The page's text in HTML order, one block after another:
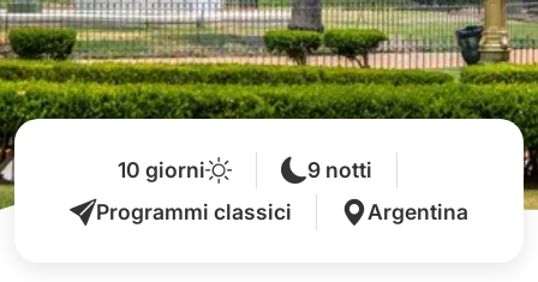
10 giorni
9 notti
Programmi classici
Argentina